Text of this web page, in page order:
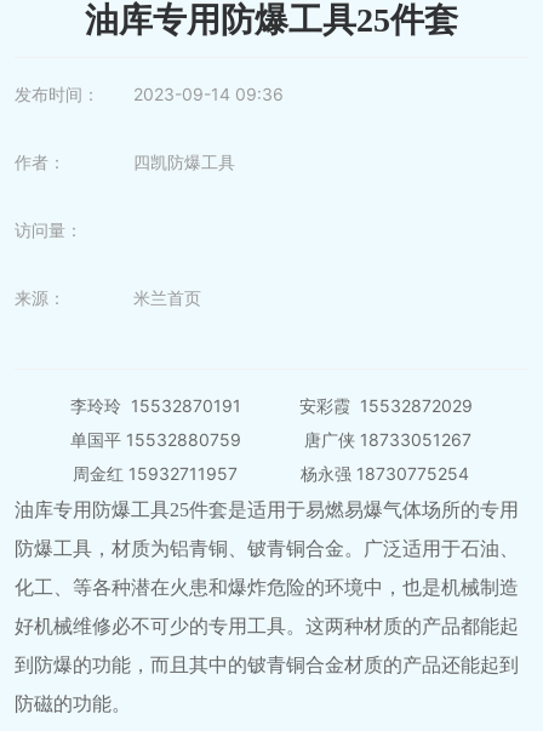
人才招聘
油库专用防爆工具25件套
发布时间： 2023-09-14 09:36
作者： 四凯防爆工具
访问量：
来源： 米兰首页
李玲玲 15532870191 安彩霞 15532872029
单国平 15532880759 唐广侠 18733051267
周金红 15932711957 杨永强 18730775254
油库专用防爆工具25件套是适用于易燃易爆气体场所的专用
防爆工具，材质为铝青铜、铍青铜合金。广泛适用于石油、
化工、等各种潜在火患和爆炸危险的环境中，也是机械制造
好机械维修必不可少的专用工具。这两种材质的产品都能起
到防爆的功能，而且其中的铍青铜合金材质的产品还能起到
防磁的功能。